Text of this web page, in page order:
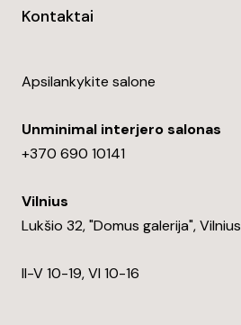
Kontaktai
Apsilankykite salone
Unminimal interjero salonas
+370 690 10141
Vilnius
Lukšio 32, "Domus galerija", Vilnius
II-V 10-19, VI 10-16